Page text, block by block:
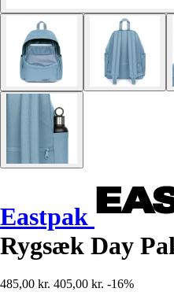
Eastpak
Rygsæk Day
485,00 kr. 405,00 kr. -16%